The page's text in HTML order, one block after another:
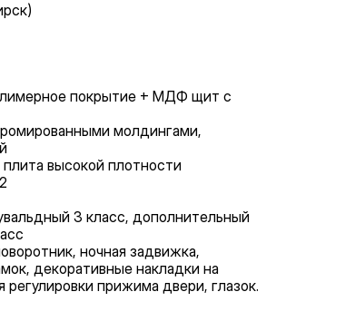
покрытие + МДФ щит с
молдингами,
высокой плотности
3 класс, дополнительный
ночная задвижка,
декоративные накладки на
прижима двери, глазок.